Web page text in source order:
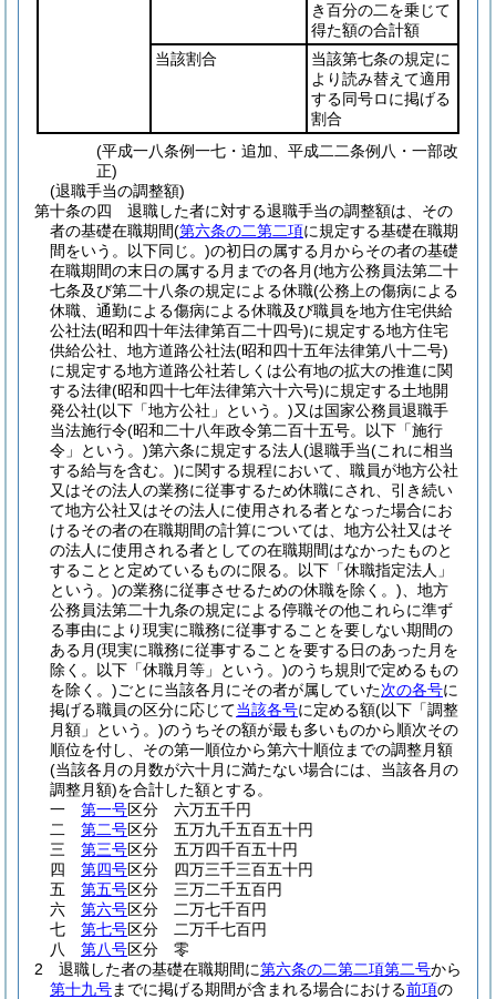
き百分の二を乗じて
得た額の合計額
当該割合
当該第七条の規定に
より読み替えて適用
する同号ロに掲げる
割合
(平成一八条例一七・追加、平成二二条例八・一部改
正)
(退職手当の調整額)
第十条の四
退職した者に対する退職手当の調整額は、その
者の基礎在職期間(第六条の二第二項に規定する基礎在職期
間をいう。以下同じ。)の初日の属する月からその者の基礎
在職期間の末日の属する月までの各月(地方公務員法第二十
七条及び第二十八条の規定による休職(公務上の傷病による
休職、通勤による傷病による休職及び職員を地方住宅供給
公社法(昭和四十年法律第百二十四号)に規定する地方住宅
供給公社、地方道路公社法(昭和四十五年法律第八十二号)
に規定する地方道路公社若しくは公有地の拡大の推進に関
する法律(昭和四十七年法律第六十六号)に規定する土地開
発公社(以下「地方公社」という。)又は国家公務員退職手
当法施行令(昭和二十八年政令第二百十五号。以下「施行
令」という。)第六条に規定する法人(退職手当(これに相当
する給与を含む。)に関する規程において、職員が地方公社
又はその法人の業務に従事するため休職にされ、引き続い
て地方公社又はその法人に使用される者となった場合にお
けるその者の在職期間の計算については、地方公社又はそ
の法人に使用される者としての在職期間はなかったものと
することと定めているものに限る。以下「休職指定法人」
という。)の業務に従事させるための休職を除く。) 、地方
公務員法第二十九条の規定による停職その他これらに準ず
る事由により現実に職務に従事することを要しない期間の
ある月(現実に職務に従事することを要する日のあった月を
除く。以下「休職月等」という。)のうち規則で定めるもの
を除く。)ごとに当該各月にその者が属していた次の各号に
掲げる職員の区分に応じて当該各号に定める額(以下「調整
月額」という。)のうちその額が最も多いものから順次その
順位を付し、その第一順位から第六十順位までの調整月額
(当該各月の月数が六十月に満たない場合には、当該各月の
調整月額)を合計した額とする。
一
第一号区分 六万五千円
二
第二号区分 五万九千五百五十円
三
第三号区分 五万四千百五十円
四
第四号区分 四万三千三百五十円
五
第五号区分 三万二千五百円
六
第六号区分 二万七千百円
七
第七号区分 二万千七百円
八
第八号区分 零
2
退職した者の基礎在職期間に第六条の二第二項第二号から
第十九号までに掲げる期間が含まれる場合における前項の